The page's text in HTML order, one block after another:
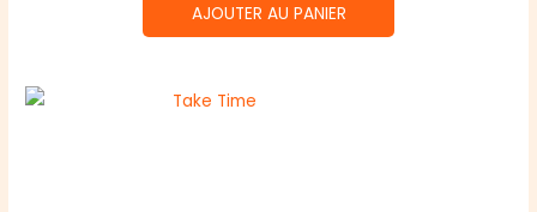
AJOUTER AU PANIER